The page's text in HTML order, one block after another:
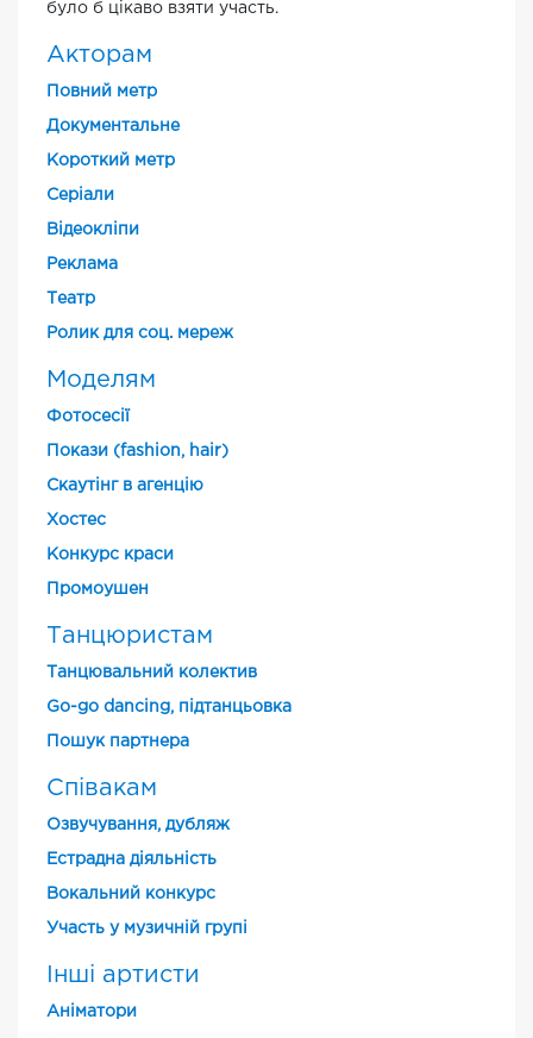
було б цікаво взяти участь.
Акторам
Повний метр
Документальне
Короткий метр
Cеріали
Відеокліпи
Реклама
Театр
Ролик для соц. мереж
Моделям
Фотосесії
Покази (fashion, hair)
Скаутінг в агенцію
Хостес
Конкурс краси
Промоушен
Танцюристам
Танцювальний колектив
Go-go dancing, підтанцьовка
Пошук партнера
Співакам
Озвучування, дубляж
Естрадна діяльність
Вокальний конкурс
Участь у музичній групі
Інші артисти
Аніматори